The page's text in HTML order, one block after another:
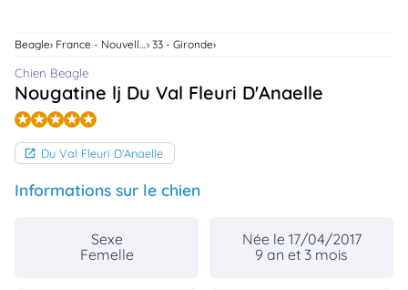
Connexion
Beagle 33 - Gironde
Chien Beagle
Nougatine lj Du Val Fleuri D'Anaelle
Du Val Fleuri D'Anaelle
Informations sur le chien
Sexe
Femelle
Née le 17/04/2017
9 an et 3 mois